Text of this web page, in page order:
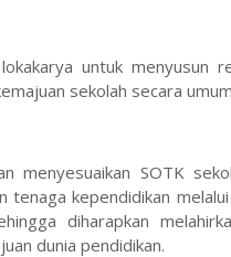
untuk menyusun
sekolah secara
menyesuaikan SOTK
kependidikan
diharapkan
dunia pendidikan.